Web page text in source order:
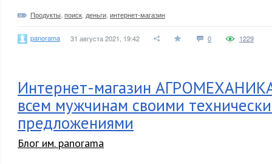
Продукты поиск деньги интернет-магазин
panorama 31 августа 2021, 19:42 0 1229
Интернет-магазин
всем мужчинам своими
предложениями
Блог им. panorama